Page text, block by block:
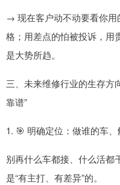
→ 现在客户动不动要看你用
格；用差点的怕被投诉，用
是大势所趋。
三、未来维修行业的生存方
靠谱”
1. 🎯 明确定位：做谁的车
别再什么车都接、什么活都
是“有主打、有差异”的。